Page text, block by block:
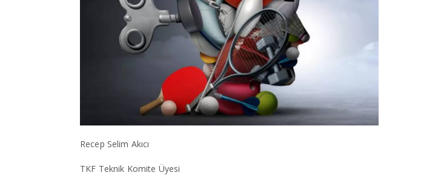
Recep Selim Akıcı
TKF Teknik Komite Üyesi